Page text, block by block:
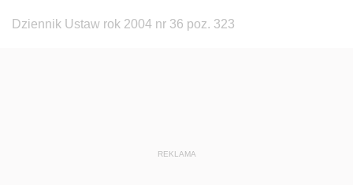
Dziennik Ustaw rok 2004 nr 36 poz. 323
REKLAMA